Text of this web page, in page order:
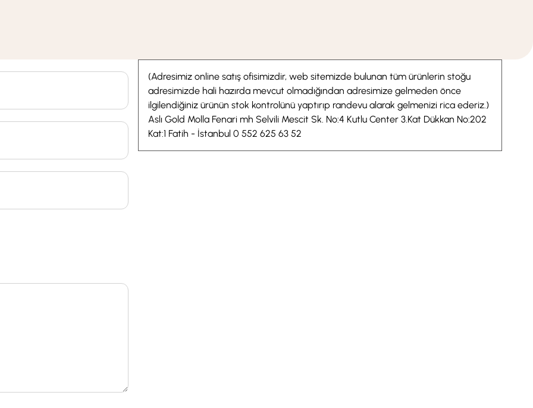
(Adresimiz online satış ofisimizdir, web sitemizde bulunan tüm ürünlerin stoğu
adresimizde hali hazırda mevcut olmadığından adresimize gelmeden önce
ilgilendiğiniz ürünün stok kontrolünü yaptırıp randevu alarak gelmenizi rica ederiz.)
Aslı Gold Molla Fenari mh Selvili Mescit Sk. No:4 Kutlu Center 3.Kat Dükkan No:202
Kat:1 Fatih - İstanbul 0 552 625 63 52